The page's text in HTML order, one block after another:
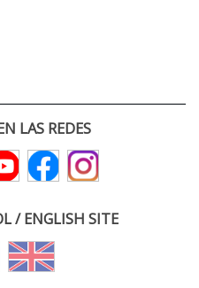
LAS REDES
/ ENGLISH SITE